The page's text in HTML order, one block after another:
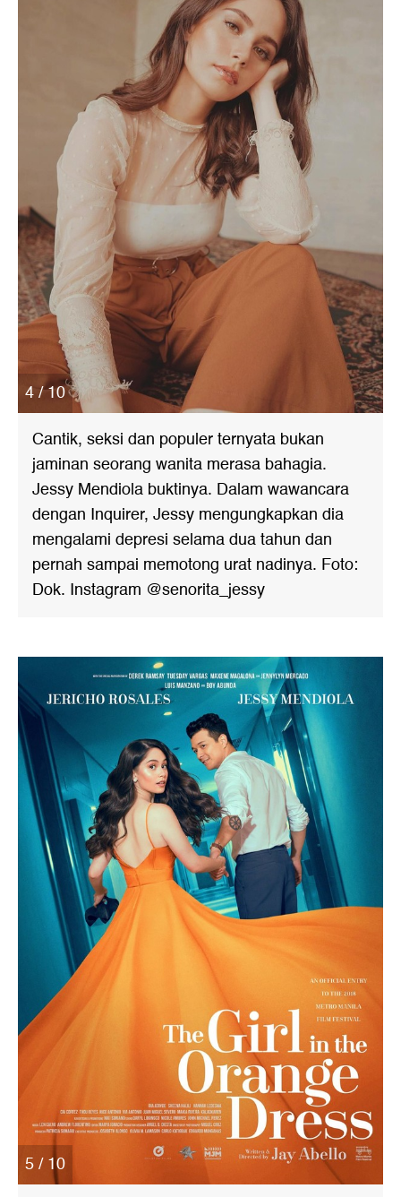
4 / 10
Cantik, seksi dan populer ternyata bukan
jaminan seorang wanita merasa bahagia.
Jessy Mendiola buktinya. Dalam wawancara
dengan Inquirer, Jessy mengungkapkan dia
mengalami depresi selama dua tahun dan
pernah sampai memotong urat nadinya. Foto:
Dok. Instagram @senorita_jessy
5 / 10